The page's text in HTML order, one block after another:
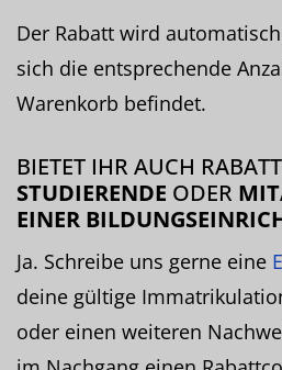
Der Rabatt wird
sich die entsprechende
Warenkorb befindet.
BIETET IHR AUCH
STUDIERENDE ODER
EINER
Ja. Schreibe uns gerne eine
deine gültige
oder einen weiteren